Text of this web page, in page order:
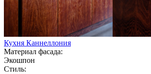
Кухня Каннеллония
Материал фасада:
Экошпон
Стиль: